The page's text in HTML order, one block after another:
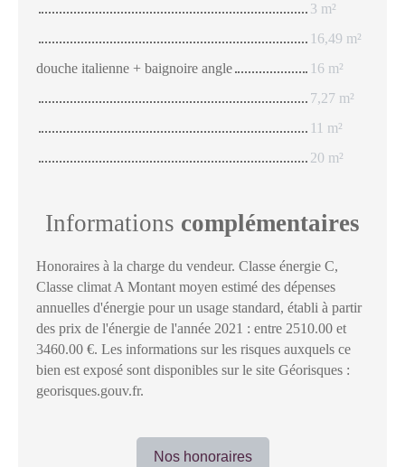
3 m²
16,49 m²
douche italienne + baignoire angle
16 m²
7,27 m²
11 m²
20 m²
Informations complémentaires
Honoraires à la charge du vendeur. Classe énergie C,
Classe climat A Montant moyen estimé des dépenses
annuelles d'énergie pour un usage standard, établi à partir
des prix de l'énergie de l'année 2021 : entre 2510.00 et
3460.00 €. Les informations sur les risques auxquels ce
bien est exposé sont disponibles sur le site Géorisques :
georisques.gouv.fr.
Nos honoraires